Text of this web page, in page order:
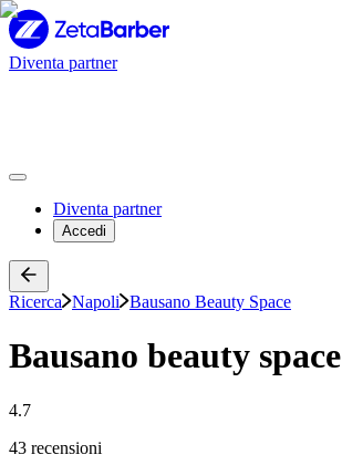
Diventa partner
Diventa partner
Accedi
Ricerca Napoli Bausano Beauty Space
Bausano beauty space
4.7
43 recensioni